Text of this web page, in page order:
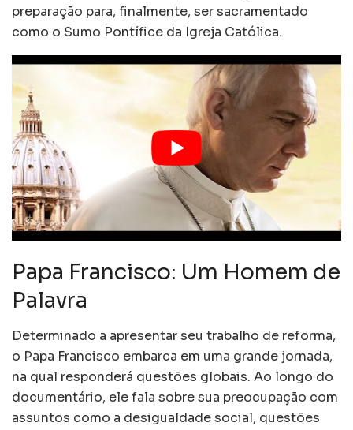
preparação para, finalmente, ser sacramentado
como o Sumo Pontífice da Igreja Católica.
Papa Francisco: Um Homem de
Palavra
Determinado a apresentar seu trabalho de reforma,
o Papa Francisco embarca em uma grande jornada,
na qual responderá questões globais. Ao longo do
documentário, ele fala sobre sua preocupação com
assuntos como a desigualdade social, questões